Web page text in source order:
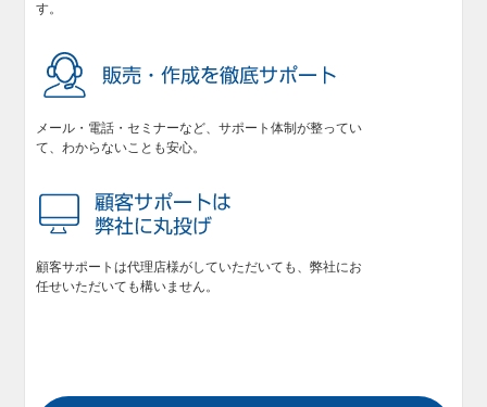
す。
メール・電話・セミナーなど、サポート体制が整ってい
て、わからないことも安心。
顧客サポートは代理店様がしていただいても、弊社にお
任せいただいても構いません。